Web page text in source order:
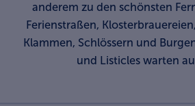
anderem zu den schönsten
Ferienstraßen,
Klammen, Schlössern und
und Listicles warten